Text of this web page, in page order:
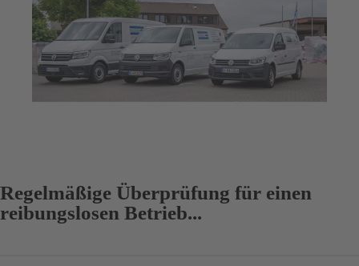
Regelmäßige Überprüfung für einen
reibungslosen Betrieb...